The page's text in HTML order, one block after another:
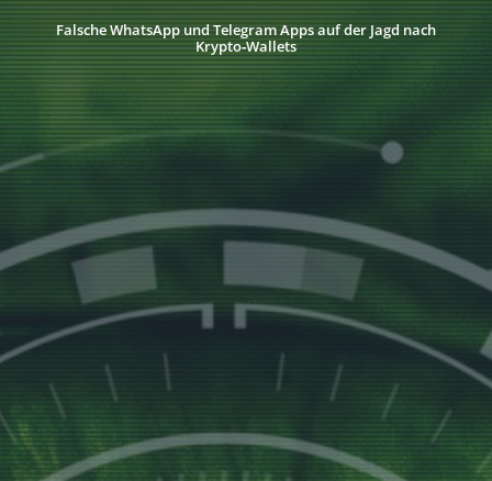
Falsche WhatsApp und Telegram Apps auf der Jagd nach
Krypto‑Wallets